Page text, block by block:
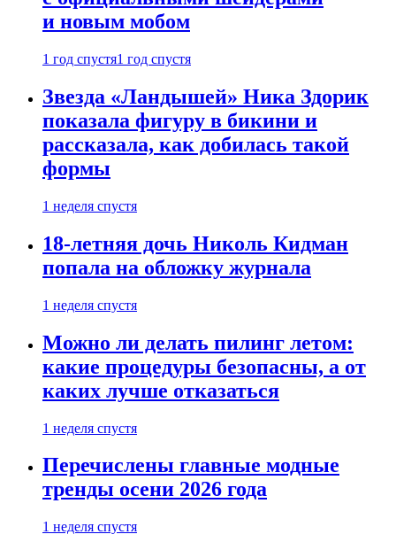
и новым мобом
1 год спустя1 год спустя
Звезда «Ландышей» Ника Здорик
показала фигуру в бикини и
рассказала, как добилась такой
формы
1 неделя спустя
18-летняя дочь Николь Кидман
попала на обложку журнала
1 неделя спустя
Можно ли делать пилинг летом:
какие процедуры безопасны, а от
каких лучше отказаться
1 неделя спустя
Перечислены главные модные
тренды осени 2026 года
1 неделя спустя